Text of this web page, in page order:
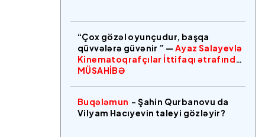
“Çox gözəl oyunçudur, başqa
qüvvələrə güvənir ” — Ayaz Salayevlə
Kinematoqrafçılar İttifaqı ətrafında
MÜSAHİBƏ
Buqələmun - Şahin Qurbanovu da
Vilyam Hacıyevin taleyi gözləyir?